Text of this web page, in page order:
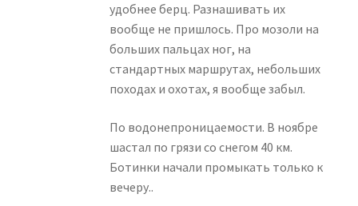
удобнее берц. Разнашивать их
вообще не пришлось. Про мозоли на
больших пальцах ног, на
стандартных маршрутах, небольших
походах и охотах, я вообще забыл.
По водонепроницаемости. В ноябре
шастал по грязи со снегом 40 км.
Ботинки начали промыкать только к
вечеру..